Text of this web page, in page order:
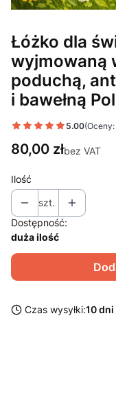
Łóżko dla
wyjmowaną
poduchą,
i bawełną
5.00
Cena
80,00 złbez VAT
Ilość
szt.
Dostępność:
duża ilość
Czas wysyłki:10 dni